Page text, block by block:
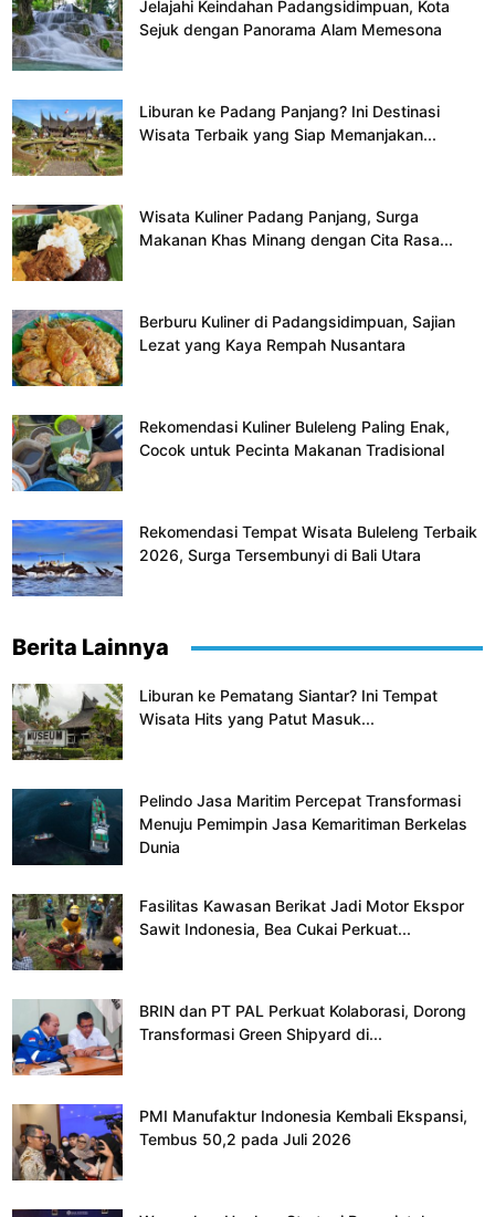
Jelajahi Keindahan Padangsidimpuan, Kota
Sejuk dengan Panorama Alam Memesona
Liburan ke Padang Panjang? Ini Destinasi
Wisata Terbaik yang Siap Memanjakan...
Wisata Kuliner Padang Panjang, Surga
Makanan Khas Minang dengan Cita Rasa...
Berburu Kuliner di Padangsidimpuan, Sajian
Lezat yang Kaya Rempah Nusantara
Rekomendasi Kuliner Buleleng Paling Enak,
Cocok untuk Pecinta Makanan Tradisional
Rekomendasi Tempat Wisata Buleleng Terbaik
2026, Surga Tersembunyi di Bali Utara
Berita Lainnya
Liburan ke Pematang Siantar? Ini Tempat
Wisata Hits yang Patut Masuk...
Pelindo Jasa Maritim Percepat Transformasi
Menuju Pemimpin Jasa Kemaritiman Berkelas
Dunia
Fasilitas Kawasan Berikat Jadi Motor Ekspor
Sawit Indonesia, Bea Cukai Perkuat...
BRIN dan PT PAL Perkuat Kolaborasi, Dorong
Transformasi Green Shipyard di...
PMI Manufaktur Indonesia Kembali Ekspansi,
Tembus 50,2 pada Juli 2026